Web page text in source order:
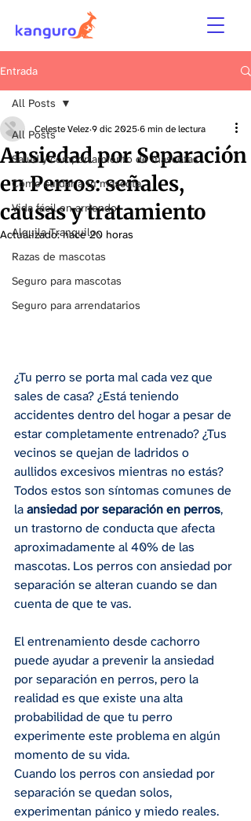
Entrada
All Posts
Salud y comportamiento de mascotas
Cómo cuidar a tu mascota
Vida fácil en arriendo
Alquila Tranquilo
Razas de mascotas
Seguro para mascotas
Seguro para arrendatarios
All Posts
Ansiedad por Separación
en Perros: señales,
causas y tratamiento
Celeste Velez9 dic 20256 min de lectura
Actualizado:hace 20 horas
¿Tu perro se porta mal cada vez que
sales de casa? ¿Está teniendo
accidentes dentro del hogar a pesar de
estar completamente entrenado? ¿Tus
vecinos se quejan de ladridos o
aullidos excesivos mientras no estás?
Todos estos son síntomas comunes de
la ansiedad por separación en perros,
un trastorno de conducta que afecta
aproximadamente al 40% de las
mascotas. Los perros con ansiedad por
separación se alteran cuando se dan
cuenta de que te vas.
El entrenamiento desde cachorro
puede ayudar a prevenir la ansiedad
por separación en perros, pero la
realidad es que existe una alta
probabilidad de que tu perro
experimente este problema en algún
momento de su vida.
Cuando los perros con ansiedad por
separación se quedan solos,
experimentan pánico y miedo reales.